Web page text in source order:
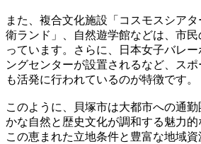
また、複合文化施設「コスモスシア
衛ランド」、自然遊学館などは、市
っています。さらに、日本女子バレ
ングセンターが設置されるなど、ス
も活発に行われているのが特徴です。
このように、貝塚市は大都市への通
かな自然と歴史文化が調和する魅力的
この恵まれた立地条件と豊富な地域